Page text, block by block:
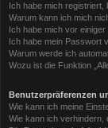
Ich habe mich registriert,
Warum kann ich mich
Ich habe mich vor
Ich habe mein Passwort
Warum werde ich
Wozu ist die Funktion
Benutzerpräferenzen
Wie kann ich meine
Wie kann ich verhindern,